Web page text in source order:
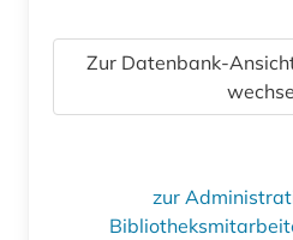
Zur Datenbank-
zur